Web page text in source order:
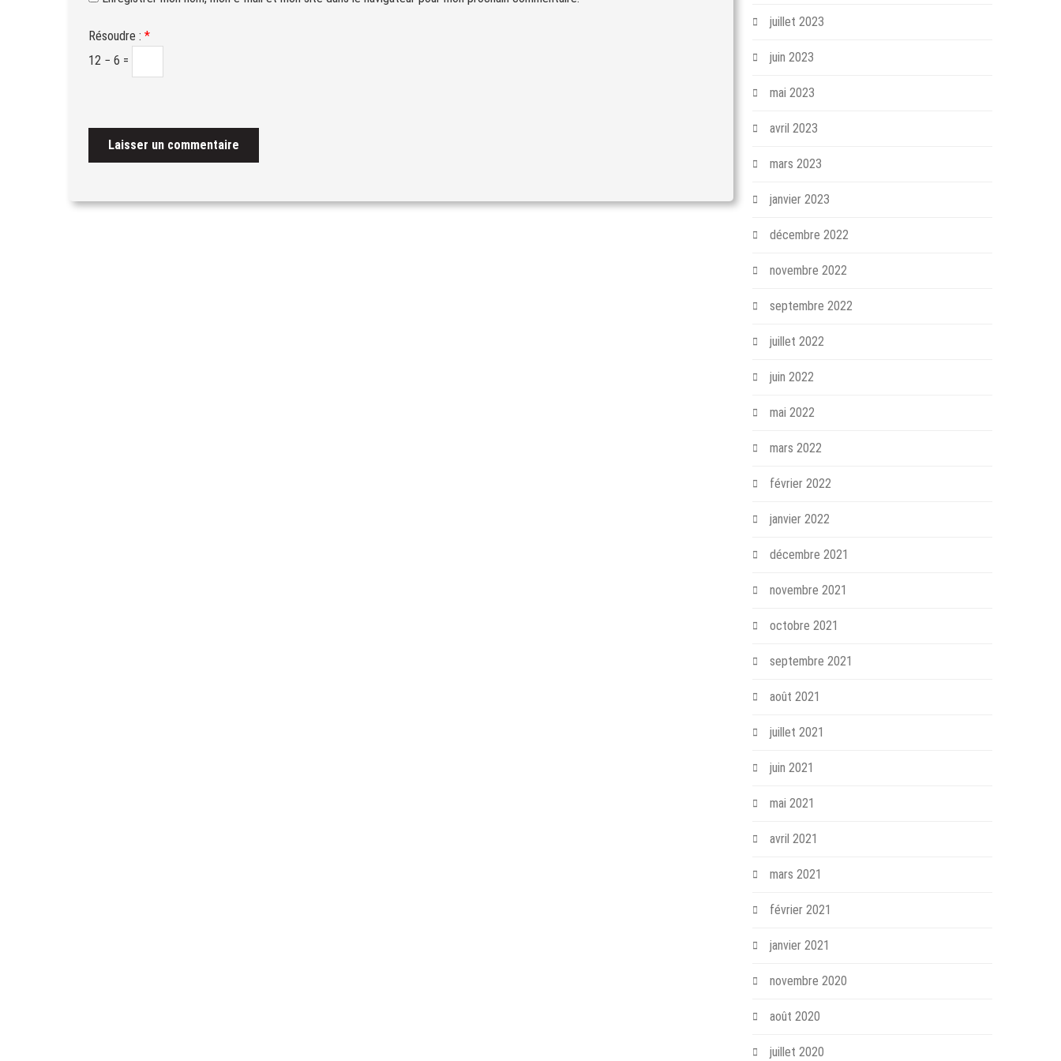
Résoudre : *
12 − 6 =
juillet 2023
juin 2023
mai 2023
avril 2023
mars 2023
janvier 2023
décembre 2022
novembre 2022
septembre 2022
juillet 2022
juin 2022
mai 2022
mars 2022
février 2022
janvier 2022
décembre 2021
novembre 2021
octobre 2021
septembre 2021
août 2021
juillet 2021
juin 2021
mai 2021
avril 2021
mars 2021
février 2021
janvier 2021
novembre 2020
août 2020
juillet 2020